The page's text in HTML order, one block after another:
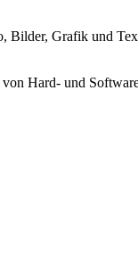
Grafik und
Hard- und